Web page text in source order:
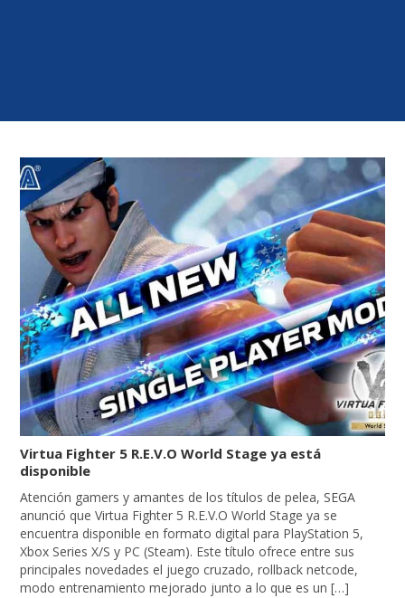
Virtua Fighter 5 R.E.V.O World Stage ya está
disponible
Atención gamers y amantes de los títulos de pelea, SEGA
anunció que Virtua Fighter 5 R.E.V.O World Stage ya se
encuentra disponible en formato digital para PlayStation 5,
Xbox Series X/S y PC (Steam). Este título ofrece entre sus
principales novedades el juego cruzado, rollback netcode,
modo entrenamiento mejorado junto a lo que es un […]